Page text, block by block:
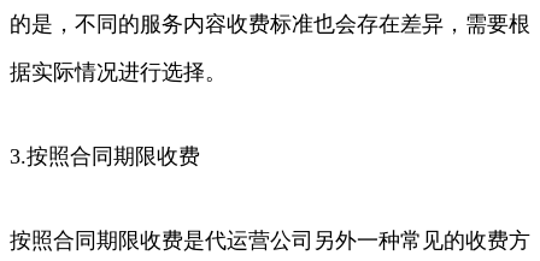
的是，不同的服务内容收费标准也会存在差异，需要根
据实际情况进行选择。
3.按照合同期限收费
按照合同期限收费是代运营公司另外一种常见的收费方